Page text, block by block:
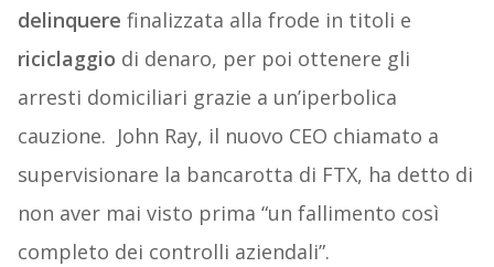
delinquere finalizzata alla frode in titoli e
riciclaggio di denaro, per poi ottenere gli
arresti domiciliari grazie a un’iperbolica
cauzione. John Ray, il nuovo CEO chiamato a
supervisionare la bancarotta di FTX, ha detto di
non aver mai visto prima “un fallimento così
completo dei controlli aziendali”.